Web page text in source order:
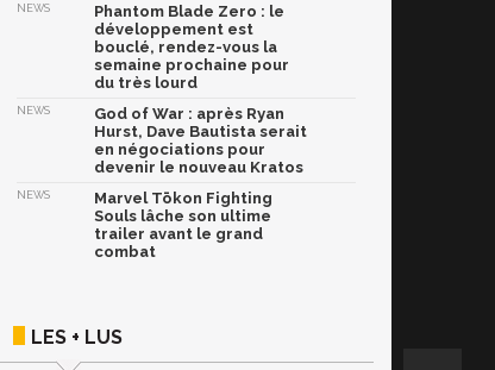
NEWS
Phantom Blade Zero : le
développement est
bouclé, rendez-vous la
semaine prochaine pour
du très lourd
NEWS
God of War : après Ryan
Hurst, Dave Bautista serait
en négociations pour
devenir le nouveau Kratos
NEWS
Marvel Tōkon Fighting
Souls lâche son ultime
trailer avant le grand
combat
LES + LUS